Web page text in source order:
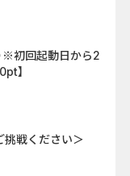
初回起動日から2
】
挑戦ください＞